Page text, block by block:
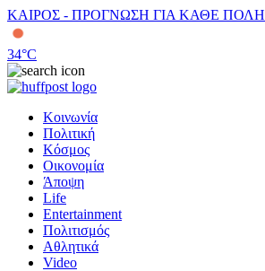
ΚΑΙΡΟΣ - ΠΡΟΓΝΩΣΗ ΓΙΑ ΚΑΘΕ ΠΟΛΗ
34°C
Κοινωνία
Πολιτική
Κόσμος
Οικονομία
Άποψη
Life
Entertainment
Πολιτισμός
Αθλητικά
Video